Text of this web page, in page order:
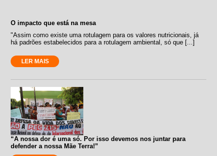
O impacto que está na mesa
"Assim como existe uma rotulagem para os valores nutricionais, já
há padrões estabelecidos para a rotulagem ambiental, só que [...]
LER MAIS
“A nossa dor é uma só. Por isso devemos nos juntar para
defender a nossa Mãe Terra!”